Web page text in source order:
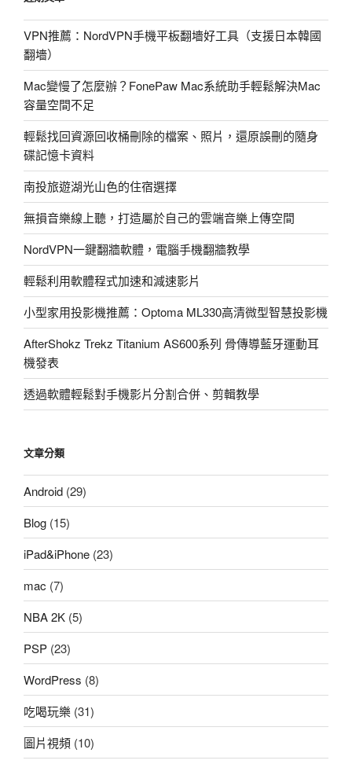
度-
測
看
看
自
己
的
網
路
到
底
有
多
快!〉
VPN推薦：NordVPN手機平板翻墻好工具（支援日本韓國
翻墻）
Mac變慢了怎麼辦？FonePaw Mac系統助手輕鬆解決Mac
容量空間不足
輕鬆找回資源回收桶刪除的檔案、照片，還原誤刪的隨身
碟記憶卡資料
南投旅遊湖光山色的住宿選擇
無損音樂線上聽，打造屬於自己的雲端音樂上傳空間
NordVPN一鍵翻牆軟體，電腦手機翻牆教學
輕鬆利用軟體程式加速和減速影片
小型家用投影機推薦：Optoma ML330高清微型智慧投影機
AfterShokz Trekz Titanium AS600系列 骨傳導藍牙運動耳
機發表
透過軟體輕鬆對手機影片分割合併、剪輯教學
文章分類
Android (29)
Blog (15)
iPad&iPhone (23)
mac (7)
NBA 2K (5)
PSP (23)
WordPress (8)
吃喝玩樂 (31)
圖片視頻 (10)